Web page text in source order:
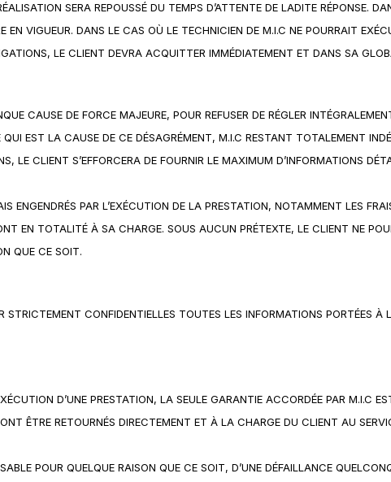
SERA REPOUSSÉ DU TEMPS D’ATTENTE DE LADITE RÉPONSE.
EN VIGUEUR. DANS LE CAS OÙ LE TECHNICIEN DE M.I.C NE POURRAIT
LE CLIENT DEVRA ACQUITTER IMMÉDIATEMENT ET DANS SA
CAUSE DE FORCE MAJEURE, POUR REFUSER DE RÉGLER
EST LA CAUSE DE CE DÉSAGRÉMENT, M.I.C RESTANT TOTALEMENT
LE CLIENT S’EFFORCERA DE FOURNIR LE MAXIMUM D’INFORMATIONS
ENGENDRÉS PAR L’EXÉCUTION DE LA PRESTATION, NOTAMMENT LES
EN TOTALITÉ À SA CHARGE. SOUS AUCUN PRÉTEXTE, LE CLIENT NE
QUE CE SOIT.
STRICTEMENT CONFIDENTIELLES TOUTES LES INFORMATIONS PORTÉES
D’UNE PRESTATION, LA SEULE GARANTIE ACCORDÉE PAR M.I.C
ÊTRE RETOURNÉS DIRECTEMENT ET À LA CHARGE DU CLIENT AU
POUR QUELQUE RAISON QUE CE SOIT, D’UNE DÉFAILLANCE